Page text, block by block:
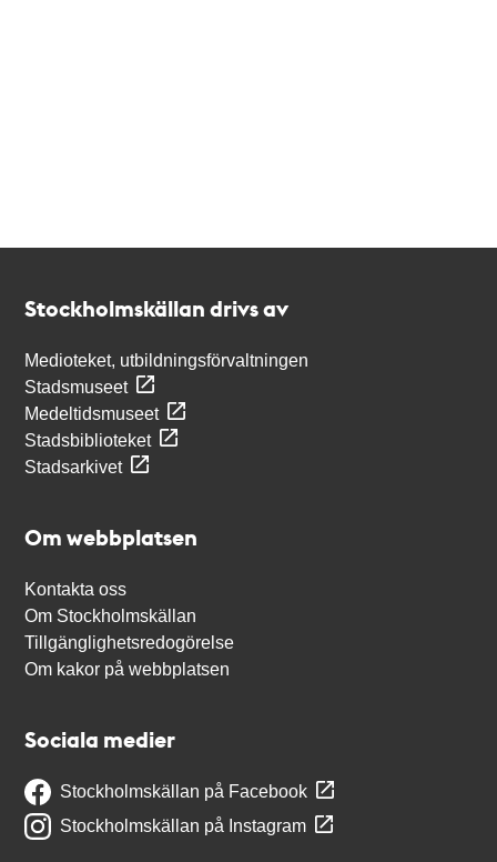
Stockholmskällan drivs av
Medioteket, utbildningsförvaltningen
Stadsmuseet
Medeltidsmuseet
Stadsbiblioteket
Stadsarkivet
Om webbplatsen
Kontakta oss
Om Stockholmskällan
Tillgänglighetsredogörelse
Om kakor på webbplatsen
Sociala medier
Stockholmskällan på Facebook
Stockholmskällan på Instagram